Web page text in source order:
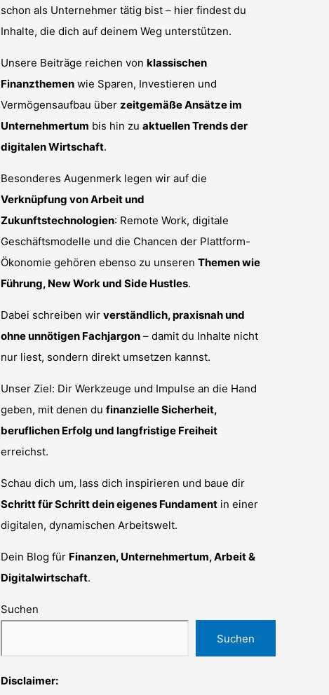
schon als Unternehmer tätig bist – hier findest du
Inhalte, die dich auf deinem Weg unterstützen.
Unsere Beiträge reichen von klassischen
Finanzthemen wie Sparen, Investieren und
Vermögensaufbau über zeitgemäße Ansätze im
Unternehmertum bis hin zu aktuellen Trends der
digitalen Wirtschaft.
Besonderes Augenmerk legen wir auf die
Verknüpfung von Arbeit und
Zukunftstechnologien: Remote Work, digitale
Geschäftsmodelle und die Chancen der Plattform-
Ökonomie gehören ebenso zu unseren Themen wie
Führung, New Work und Side Hustles.
Dabei schreiben wir verständlich, praxisnah und
ohne unnötigen Fachjargon – damit du Inhalte nicht
nur liest, sondern direkt umsetzen kannst.
Unser Ziel: Dir Werkzeuge und Impulse an die Hand
geben, mit denen du finanzielle Sicherheit,
beruflichen Erfolg und langfristige Freiheit
erreichst.
Schau dich um, lass dich inspirieren und baue dir
Schritt für Schritt dein eigenes Fundament in einer
digitalen, dynamischen Arbeitswelt.
Dein Blog für Finanzen, Unternehmertum, Arbeit &
Digitalwirtschaft.
Suchen
Suchen
Disclaimer: